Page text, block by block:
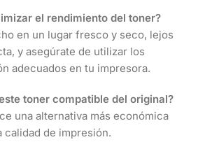
el rendimiento del toner?
en un lugar fresco y seco, lejos
y asegúrate de utilizar los
adecuados en tu impresora.
toner compatible del original?
una alternativa más económica
calidad de impresión.